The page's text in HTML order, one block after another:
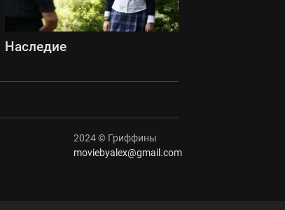
Наследие
2024 © Гриффины
moviebyalex@gmail.com